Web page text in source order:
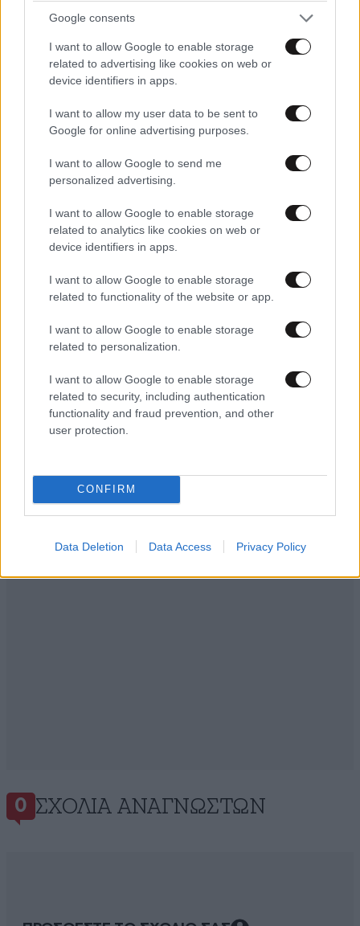
Google consents
I want to allow Google to enable storage
related to advertising like cookies on web or
device identifiers in apps.
I want to allow my user data to be sent to
Google for online advertising purposes.
I want to allow Google to send me
personalized advertising.
I want to allow Google to enable storage
related to analytics like cookies on web or
device identifiers in apps.
I want to allow Google to enable storage
related to functionality of the website or app.
I want to allow Google to enable storage
related to personalization.
I want to allow Google to enable storage
related to security, including authentication
functionality and fraud prevention, and other
user protection.
CONFIRM
Data Deletion Data Access Privacy Policy
Διευκρινίσεις για τις νέες ταυτότητες: «Η
αναγκαία για όσους δεν έχουν έγκυρο
διαβατήριο»
Σοβαρό τροχαίο στην Ανδρίτσαινα: Αυτοκίνητο
τον απεγκλωβισμό 32χρονης
Ακολουθήστε τοNEWSBEAST
και μάθετε πρώτοι όλες τις ειδήσεις
0 ΣΧΌΛΙΑ ΑΝΑΓΝΩΣΤΏΝ